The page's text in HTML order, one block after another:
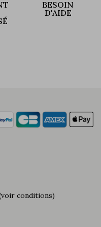
BESOIN
D'AIDE
conditions)